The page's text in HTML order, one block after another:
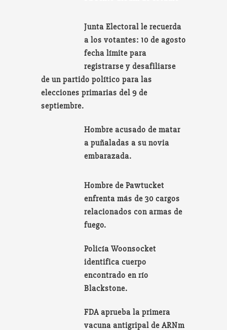
Junta Electoral le recuerda
a los votantes: 10 de agosto
fecha límite para
registrarse y desafiliarse
de un partido político para las
elecciones primarias del 9 de
septiembre.
Hombre acusado de matar
a puñaladas a su novia
embarazada.
Hombre de Pawtucket
enfrenta más de 30 cargos
relacionados con armas de
fuego.
Policía Woonsocket
identifica cuerpo
encontrado en río
Blackstone.
FDA aprueba la primera
vacuna antigripal de ARNm